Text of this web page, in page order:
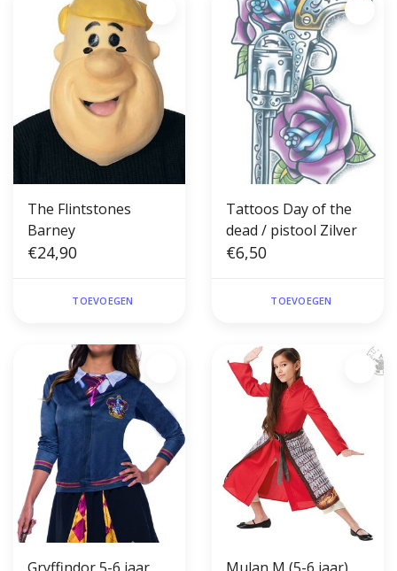
The Flintstones
Barney
€24,90
TOEVOEGEN
Tattoos Day of the
dead / pistool Zilver
€6,50
TOEVOEGEN